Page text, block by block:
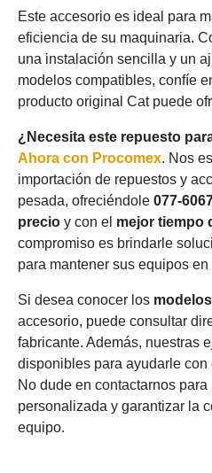
Este accesorio es ideal para
eficiencia de su maquinaria.
una instalación sencilla y un
modelos compatibles, confíe
producto original Cat puede
¿Necesita este repuesto
Ahora con Procomex. Nos
importación de repuestos y
pesada, ofreciéndole 077-
precio y con el mejor tiempo
compromiso es brindarle
para mantener sus equipos
Si desea conocer los
accesorio, puede consultar
fabricante. Además, nuestras
disponibles para ayudarle
No dude en contactarnos
personalizada y garantizar la
equipo.